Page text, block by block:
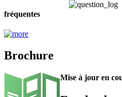
fréquentes
Brochure
Mise à jour en